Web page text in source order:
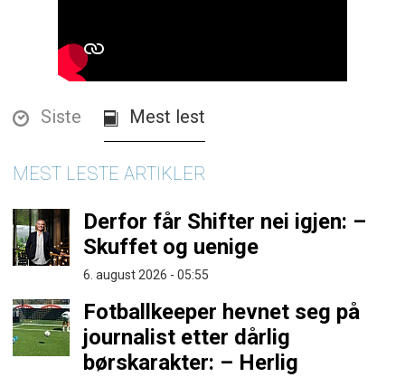
Siste Mest lest
MEST LESTE ARTIKLER
Derfor får Shifter nei igjen: –
Skuffet og uenige
6. august 2026 - 05:55
Fotballkeeper hevnet seg på
journalist etter dårlig
børskarakter: – Herlig